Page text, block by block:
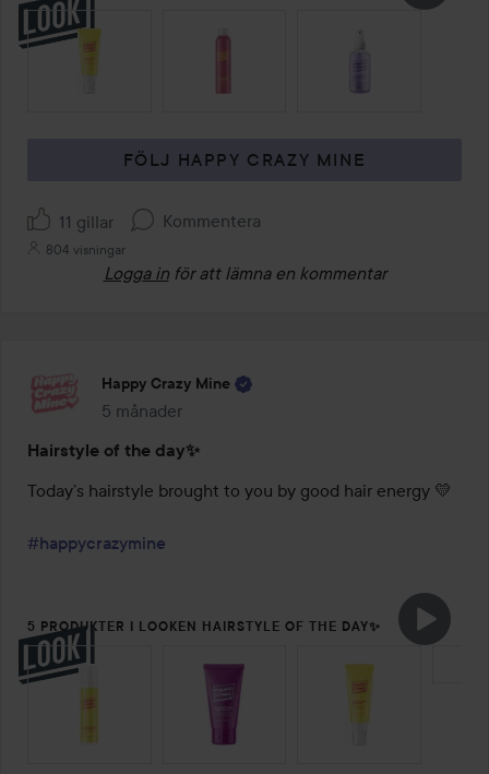
HOPPA ÖVER SEKTIONEN
FÖLJ HAPPY CRAZY MINE
11 gillar Kommentera
804 visningar
Logga in för att lämna en kommentar
Happy Crazy Mine
5 månader
Inlägget skapades 5 månader
Hairstyle of the day✨
Today’s hairstyle brought to you by good hair energy 💛
#happycrazymine
5 PRODUKTER I LOOKEN HAIRSTYLE OF THE DAY✨
HOPPA ÖVER SEKTIONEN